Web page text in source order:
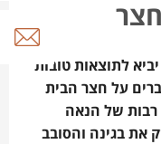
יביא לתוצאות טובות
על חצר הבית
רבות של הנאה
את בגינה והסובב